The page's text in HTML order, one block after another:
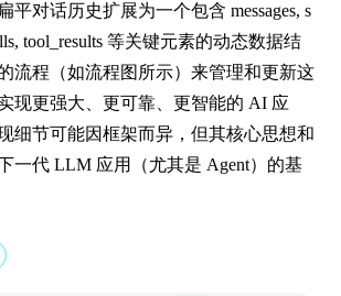
平对话历史扩展为一个包含 messages, s
, tool_results 等关键元素的动态数据结
流程（如流程图所示）来管理和更新这
现更强大、更可靠、更智能的 AI 应
细节可能因框架而异，但其核心思想和
一代 LLM 应用（尤其是 Agent）的基